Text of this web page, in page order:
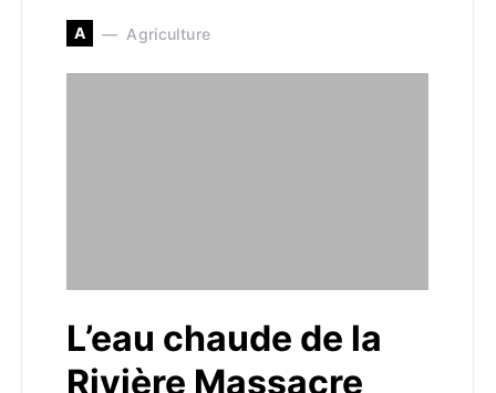
A Agriculture
L’eau chaude de la
Rivière Massacre